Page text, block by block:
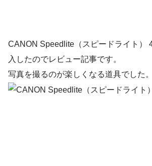
CANON Speedlite（スピードライト）
入したのでレビュー記事です。
写真を撮るのが楽しくなる道具でした。